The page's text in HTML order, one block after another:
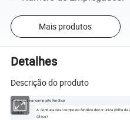
Mais produtos
Detalhes
Descrição do produto
Conduta de ar composto fenólico
Modelo
A. Conduta de ar composto fenólico de cor única (folha de
(placa)